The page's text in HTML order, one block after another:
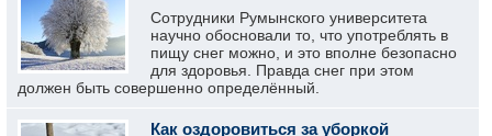
Сотрудники Румынского университета
научно обосновали то, что употреблять в
пищу снег можно, и это вполне безопасно
для здоровья. Правда снег при этом
должен быть совершенно определённый.
Как оздоровиться за уборкой